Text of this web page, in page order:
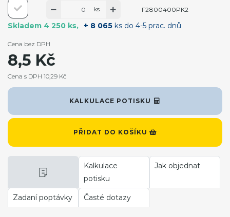
Skladem 4 250 ks + 8 065 ks do 4-5 prac. dnů
ks F2800400PK2
KALKULACE POTISKU
PŘIDAT DO KOŠÍKU
Cena bez DPH
8,5 Kč
Cena s DPH 10,29 Kč
Kalkulace
potisku
Jak objednat
Zadaní poptávky Časté dotazy